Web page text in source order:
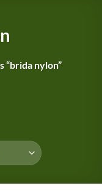
“brida nylon”